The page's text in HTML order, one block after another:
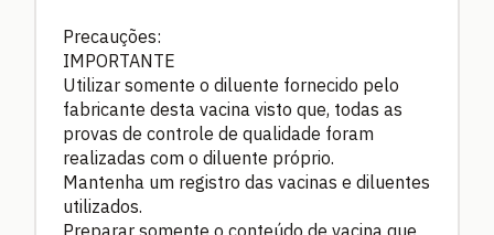
Precauções:
IMPORTANTE
Utilizar somente o diluente fornecido pelo
fabricante desta vacina visto que, todas as
provas de controle de qualidade foram
realizadas com o diluente próprio.
Mantenha um registro das vacinas e diluentes
utilizados.
Preparar somente o conteúdo de vacina que